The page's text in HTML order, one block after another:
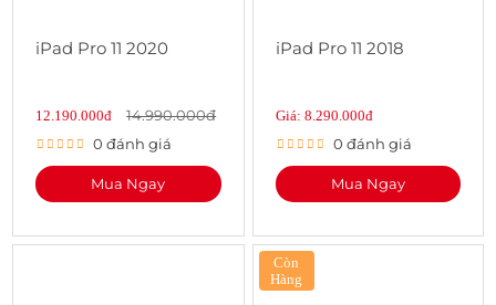
iPad Pro 11 2020
12.190.000đ
14.990.000đ
0 đánh giá
Mua Ngay
iPad Pro 11 2018
Giá: 8.290.000đ
0 đánh giá
Mua Ngay
Còn
Hàng